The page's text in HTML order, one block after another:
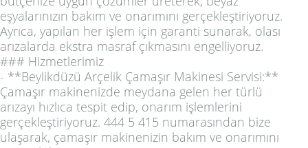
eşyalarınızın bakım ve onarımını gerçekleştiriyoruz.
Ayrıca, yapılan her işlem için garanti sunarak, olası
arızalarda ekstra masraf çıkmasını engelliyoruz.
### Hizmetlerimiz
- **Beylikdüzü Arçelik Çamaşır Makinesi Servisi:**
Çamaşır makinenizde meydana gelen her türlü
arızayı hızlıca tespit edip, onarım işlemlerini
gerçekleştiriyoruz. 444 5 415 numarasından bize
ulaşarak, çamaşır makinenizin bakım ve onarımını